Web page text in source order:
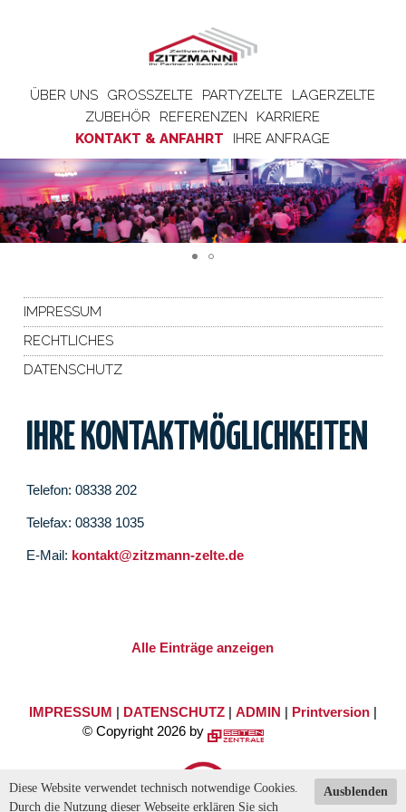
ÜBER UNS GROSSZELTE PARTYZELTE
LAGERZELTE
ZUBEHÖR
REFERENZEN
KARRIERE
KONTAKT & ANFAHRT
IHRE ANFRAGE
IMPRESSUM
RECHTLICHES
DATENSCHUTZ
IHRE KONTAKTMÖGLICHKEITEN
Telefon: 08338 202
Telefax: 08338 1035
E-Mail: kontakt@zitzmann-zelte.de
Alle Einträge anzeigen
IMPRESSUM | DATENSCHUTZ| ADMIN | Printversion|
© Copyright 2026 by
Ausblenden
Diese Website verwendet technisch notwendige Cookies.
Durch die Nutzung dieser Webseite erklären Sie sich